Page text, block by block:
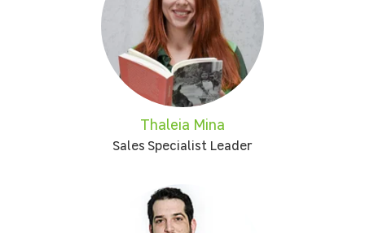
Thaleia Mina
Sales Specialist Leader